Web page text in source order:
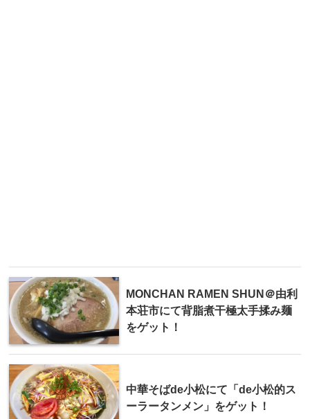
MONCHAN RAMEN SHUN＠由利
本荘市にて背脂煮干極太手揉み麺
をゲット！
中華そばde小松にて「de小松的ス
ーラータンメン」をゲット！